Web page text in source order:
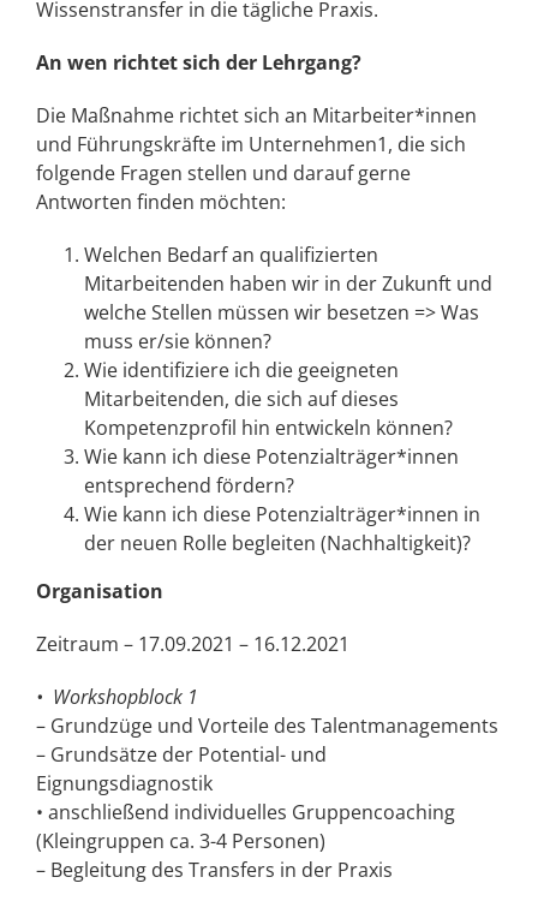
Wissenstransfer in die tägliche Praxis.
An wen richtet sich der Lehrgang?
Die Maßnahme richtet sich an Mitarbeiter*innen
und Führungskräfte im Unternehmen1, die sich
folgende Fragen stellen und darauf gerne
Antworten finden möchten:
Welchen Bedarf an qualifizierten
Mitarbeitenden haben wir in der Zukunft und
welche Stellen müssen wir besetzen => Was
muss er/sie können?
Wie identifiziere ich die geeigneten
Mitarbeitenden, die sich auf dieses
Kompetenzprofil hin entwickeln können?
Wie kann ich diese Potenzialträger*innen
entsprechend fördern?
Wie kann ich diese Potenzialträger*innen in
der neuen Rolle begleiten (Nachhaltigkeit)?
Organisation
Zeitraum – 17.09.2021 – 16.12.2021
• Workshopblock 1
– Grundzüge und Vorteile des Talentmanagements
– Grundsätze der Potential- und
Eignungsdiagnostik
• anschließend individuelles Gruppencoaching
(Kleingruppen ca. 3-4 Personen)
– Begleitung des Transfers in der Praxis